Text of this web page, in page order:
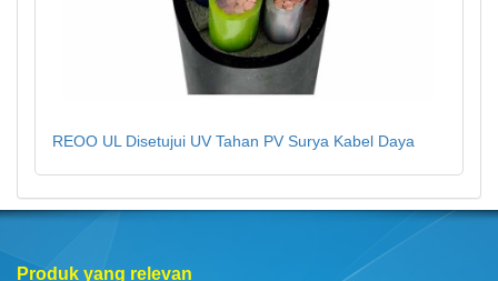
REOO UL Disetujui UV Tahan PV Surya Kabel Daya
Produk yang relevan